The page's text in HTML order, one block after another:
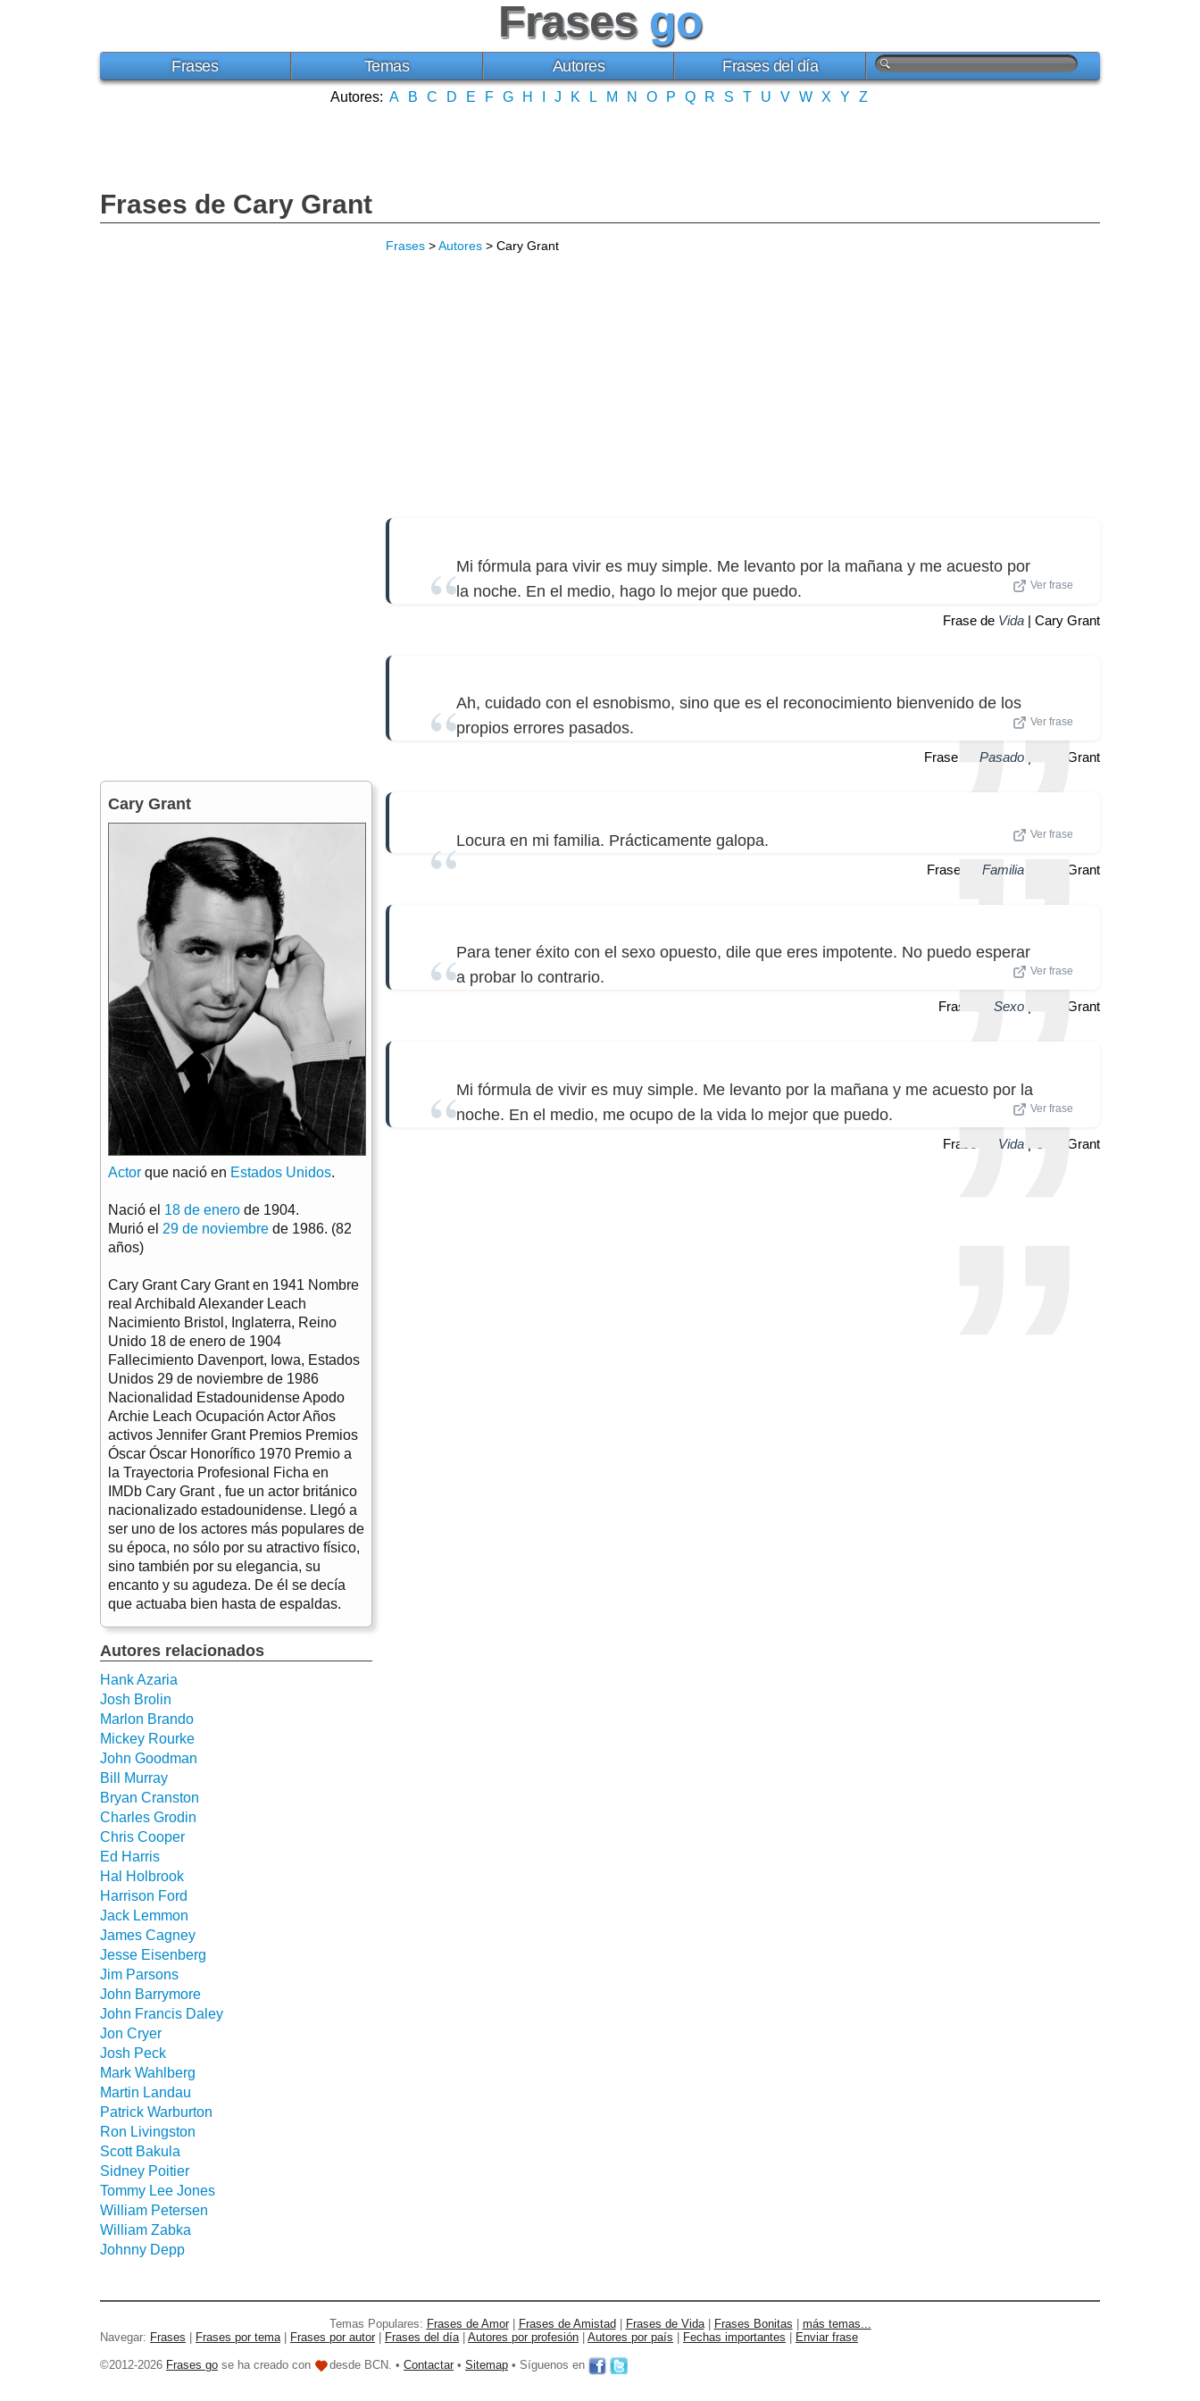
Frases go
Frases Temas Autores Frases del día
Autores: A B C D E F G H J K L M N O P Q R S T U V W X Y Z
Frases de Cary Grant
Frases >Autores > Cary Grant
Mi fórmula para vivir es muy simple. Me levanto por la mañana y me acuesto por
la noche. En el medio, hago lo mejor que puedo.
Ver frase
Frase de Vida | Cary Grant
Ah, cuidado con el esnobismo, sino que es el reconocimiento bienvenido de los
propios errores pasados.
Ver frase
Frase de Pasado | Cary Grant
Locura en mi familia. Prácticamente galopa. Ver frase
Frase de Familia | Cary Grant
Para tener éxito con el sexo opuesto, dile que eres impotente. No puedo esperar
a probar lo contrario.
Ver frase
Frase de Sexo | Cary Grant
Mi fórmula de vivir es muy simple. Me levanto por la mañana y me acuesto por la
noche. En el medio, me ocupo de la vida lo mejor que puedo.
Ver frase
Frase de Vida | Cary Grant
Cary Grant
Actor que nació en Estados Unidos.
Nació el 18 de enero de 1904.
Murió el 29 de noviembre de 1986. (82
años)
Cary Grant Cary Grant en 1941 Nombre
real Archibald Alexander Leach
Nacimiento Bristol, Inglaterra, Reino
Unido 18 de enero de 1904
Fallecimiento Davenport, Iowa, Estados
Unidos 29 de noviembre de 1986
Nacionalidad Estadounidense Apodo
Archie Leach Ocupación Actor Años
activos Jennifer Grant Premios Premios
Óscar Óscar Honorífico 1970 Premio a
la Trayectoria Profesional Ficha en
IMDb Cary Grant , fue un actor británico
nacionalizado estadounidense. Llegó a
ser uno de los actores más populares de
su época, no sólo por su atractivo físico,
sino también por su elegancia, su
encanto y su agudeza. De él se decía
que actuaba bien hasta de espaldas.
Autores relacionados
Hank Azaria
Josh Brolin
Marlon Brando
Mickey Rourke
John Goodman
Bill Murray
Bryan Cranston
Charles Grodin
Chris Cooper
Ed Harris
Hal Holbrook
Harrison Ford
Jack Lemmon
James Cagney
Jesse Eisenberg
Jim Parsons
John Barrymore
John Francis Daley
Jon Cryer
Josh Peck
Mark Wahlberg
Martin Landau
Patrick Warburton
Ron Livingston
Scott Bakula
Sidney Poitier
Tommy Lee Jones
William Petersen
William Zabka
Johnny Depp
Temas Populares: Frases de Amor| Frases de Amistad Frases de Vida| Frases Bonitas
más temas...
Navegar: Frases Frases por tema| Frases por autor Frases del día| Autores por profesión Autores por país Fechas importantes Enviar frase
©2012-2026 Frases go se ha creado con desde BCN. • Contactar • Sitemap • Síguenos en